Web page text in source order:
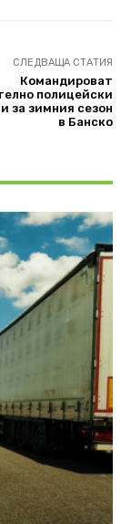
СЛЕДВАЩА СТАТИЯ
Командироват
полицейски
за зимния сезон
в Банско